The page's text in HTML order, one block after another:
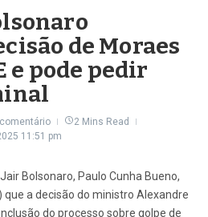
de Moraes
e pode pedir
2 Mins Read
11:51 pm
Bolsonaro, Paulo Cunha Bueno,
a decisão do ministro Alexandre
do processo sobre golpe de